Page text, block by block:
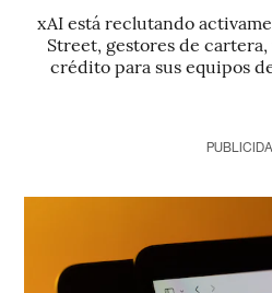
xAI está reclutando
Street, gestores de
crédito para sus equipos